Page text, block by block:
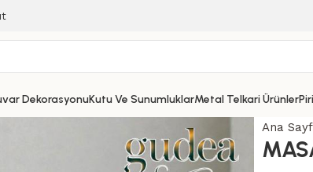
DekorasyonuKutu Ve SunumluklarMetal Telkari Ürünler
Ana